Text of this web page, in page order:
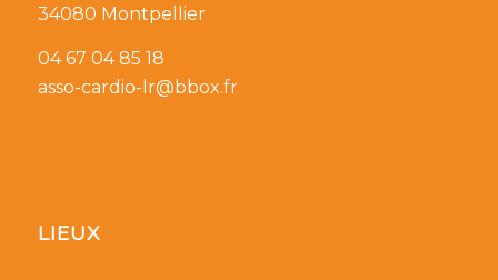
34080 Montpellier
04 67 04 85 18
asso-cardio-lr@bbox.fr
LIEUX